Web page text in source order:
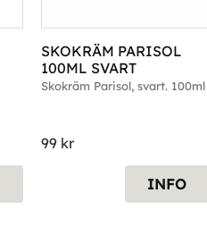
SKOKRÄM PARISOL
100ML SVART
Skokräm Parisol, svart. 100ml
99kr
INFO